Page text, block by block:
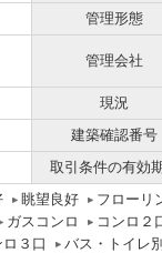
管理形態
管理会社
現況
建築確認番号
取引条件の有効
眺望良好 フローリ
ガスコンロ コンロ２
ロ３口 バス・トイレ別